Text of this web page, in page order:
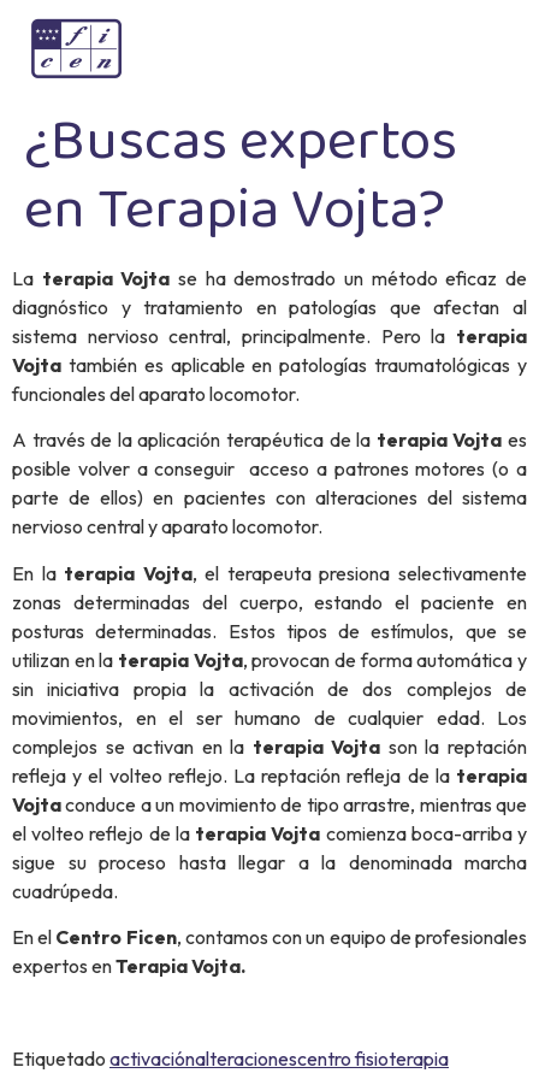
¿Buscas expertos
en Terapia Vojta?
La terapia Vojta se ha demostrado un método eficaz de
diagnóstico y tratamiento en patologías que afectan al
sistema nervioso central, principalmente. Pero la terapia
Vojta también es aplicable en patologías traumatológicas y
funcionales del aparato locomotor.
A través de la aplicación terapéutica de la terapia Vojta es
posible volver a conseguir acceso a patrones motores (o a
parte de ellos) en pacientes con alteraciones del sistema
nervioso central y aparato locomotor.
En la terapia Vojta, el terapeuta presiona selectivamente
zonas determinadas del cuerpo, estando el paciente en
posturas determinadas. Estos tipos de estímulos, que se
utilizan en la terapia Vojta, provocan de forma automática y
sin iniciativa propia la activación de dos complejos de
movimientos, en el ser humano de cualquier edad. Los
complejos se activan en la terapia Vojta son la reptación
refleja y el volteo reflejo. La reptación refleja de la terapia
Vojtaconduce a un movimiento de tipo arrastre, mientras que
el volteo reflejo de la terapia Vojta comienza boca-arriba y
sigue su proceso hasta llegar a la denominada marcha
cuadrúpeda.
En el Centro Ficen, contamos con un equipo de profesionales
expertos enTerapia Vojta.
Etiquetado activaciónalteracionescentro fisioterapia